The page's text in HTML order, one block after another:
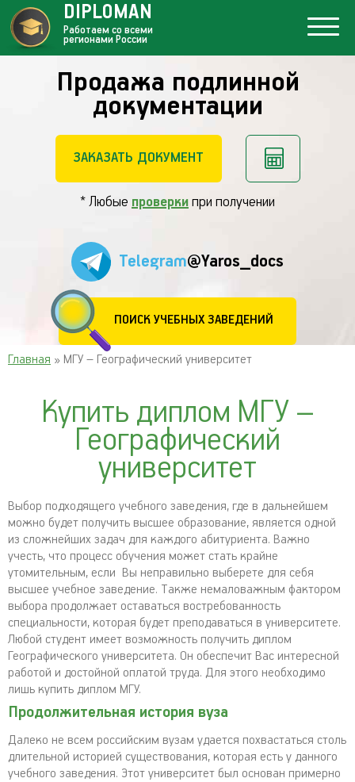
Продажа подлинной
документации
ЗАКАЗАТЬ ДОКУМЕНТ
* Любые проверки при получении
Telegram@Yaros_docs
ПОИСК УЧЕБНЫХ ЗАВЕДЕНИЙ
DIPLOMAN
Работаем со всеми
регионами России
Главная » МГУ – Географический университет
Купить диплом МГУ –
Географический
университет
Выбор подходящего учебного заведения, где в дальнейшем
можно будет получить высшее образование, является одной
из сложнейших задач для каждого абитуриента. Важно
учесть, что процесс обучения может стать крайне
утомительным, если Вы неправильно выберете для себя
высшее учебное заведение. Также немаловажным фактором
выбора продолжает оставаться востребованность
специальности, которая будет преподаваться в университете.
Любой студент имеет возможность получить диплом
Географического университета. Он обеспечит Вас интересной
работой и достойной оплатой труда. Для этого необходимо
лишь купить диплом МГУ.
Продолжительная история вуза
Далеко не всем российским вузам удается похвастаться столь
длительной историей существования, которая есть у данного
учебного заведения. Этот университет был основан примерно